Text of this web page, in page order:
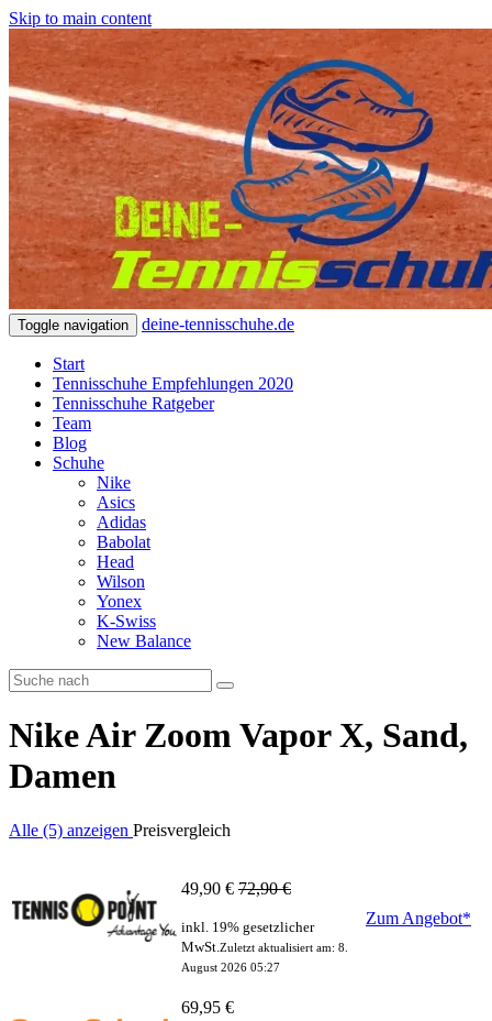
Skip to main content
Toggle navigation deine-tennisschuhe.de
Start
Tennisschuhe Empfehlungen 2020
Tennisschuhe Ratgeber
Team
Blog
Schuhe
Nike
Asics
Adidas
Babolat
Head
Wilson
Yonex
K-Swiss
New Balance
Nike Air Zoom Vapor X, Sand,
Damen
Alle (5) anzeigen Preisvergleich
49,90 € 72,90 €
inkl. 19% gesetzlicher
MwSt. Zuletzt aktualisiert am: 8.
August 2026 05:27
Zum Angebot*
69,95 €